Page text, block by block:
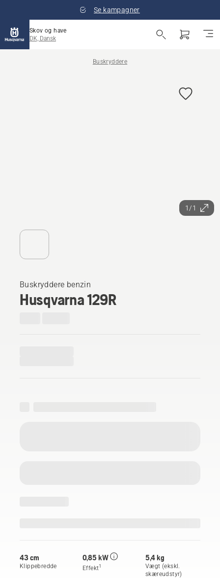
Se kampagner
Skov og have
DK, Dansk
Buskryddere
1/1
Buskryddere benzin
Husqvarna 129R
43 cm
Klippebredde
0,85 kW
Effekt1
5,4 kg
Vægt (ekskl.
skæreudstyr)